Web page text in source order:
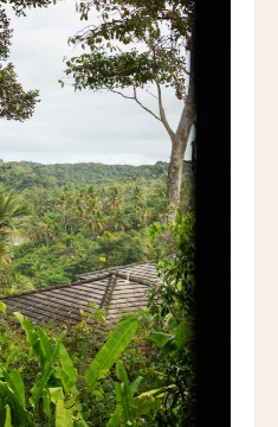
ホフ・ツェルマット
ラ・カスタニョーラ
- ウィルパトゥ